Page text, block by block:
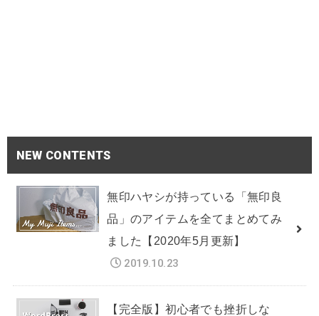
NEW CONTENTS
無印ハヤシが持っている「無印良
品」のアイテムを全てまとめてみ
ました【2020年5月更新】
2019.10.23
【完全版】初心者でも挫折しな